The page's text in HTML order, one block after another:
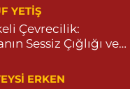
NO:2 4 04825413156
Yol Tarifi Al
YETİŞ
Çevrecilik:
Sessiz Çığlığı ve
ERKEN